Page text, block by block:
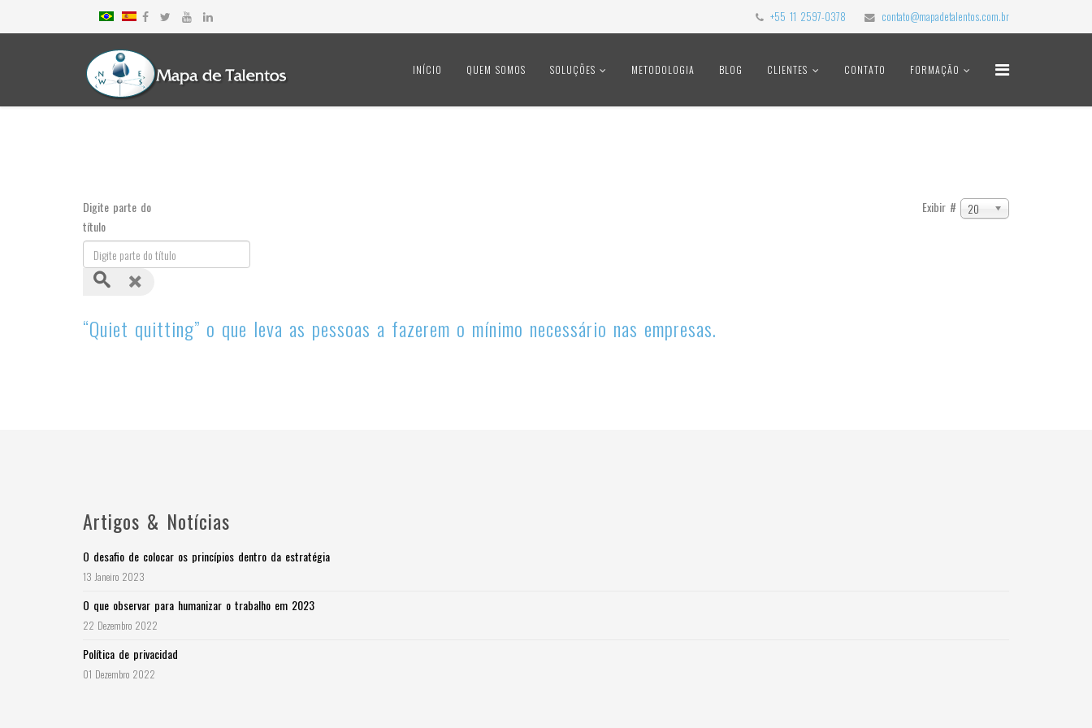
+55 11 2597-0378 contato@mapadetalentos.com.br
INÍCIO QUEM SOMOS SOLUÇÕES METODOLOGIA BLOG CLIENTES CONTATO FORMAÇÃO
Digite parte do
título
Exibir # 20
“Quiet quitting” o que leva as pessoas a fazerem o mínimo necessário nas empresas.
Artigos & Notícias
O desafio de colocar os princípios dentro da estratégia
13 Janeiro 2023
O que observar para humanizar o trabalho em 2023
22 Dezembro 2022
Política de privacidad
01 Dezembro 2022